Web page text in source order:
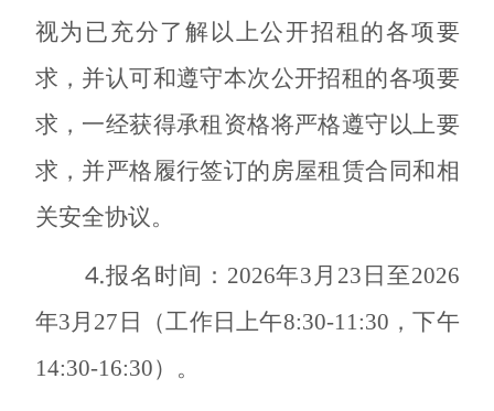
视为已充分了解以上公开招租的各项要
求，并认可和遵守本次公开招租的各项要
求，一经获得承租资格将严格遵守以上要
求，并严格履行签订的房屋租赁合同和相
关安全协议。
⒋报名时间： 2026年3 月 23 日至2026
年3 月 27 日（工作日上午8:30-11:30，下午
14:30-16:30）。